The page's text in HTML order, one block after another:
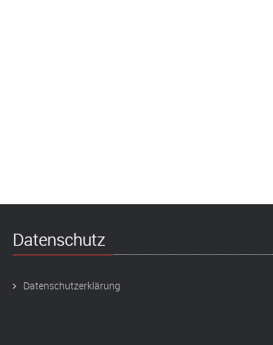
Datenschutz
Datenschutzerklärung